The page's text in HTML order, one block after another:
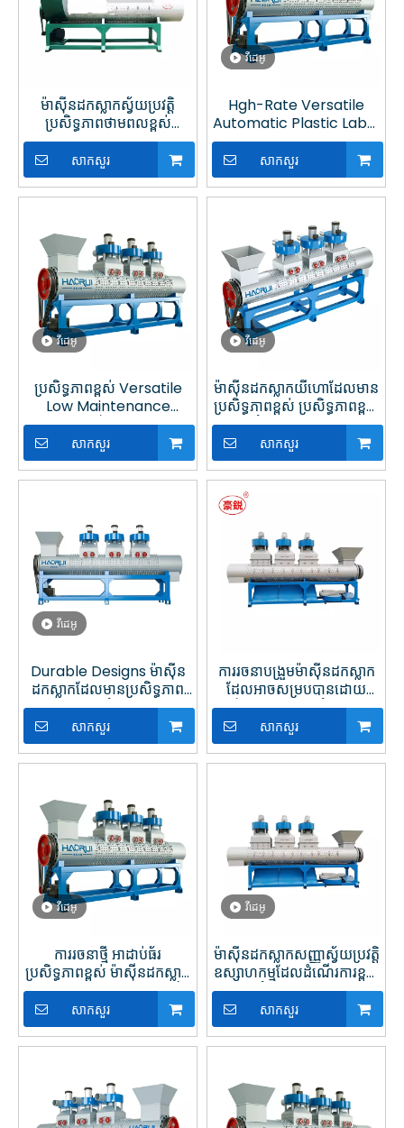
ម៉ាស៊ីនដកស្លាកស្វ័យប្រវត្តិ
ប្រសិទ្ធភាពថាមពលខ្ពស់
ថាមពលខ្ពស់ឆ្លងកាត់
សាកសួរ
វីដេអូ
Hgh-Rate Versatile
Automatic Plastic Label
Stripper Wth Unique
Design Bades
សាកសួរ
វីដេអូ
ប្រសិទ្ធភាពខ្ពស់ Versatile
Low Maintenance
Design ប្រព័ន្ធដកស្លាកដោយ
ស្វ័យប្រវត្តិ ជាមួយនឹង Blade
ល្បឿនលឿន
សាកសួរ
វីដេអូ
ម៉ាស៊ីនដកស្លាកយីហោដែលមាន
ប្រសិទ្ធភាពខ្ពស់ ប្រសិទ្ធភាពខ្ពស់
ជាមួយនឹងផ្លាសដែលអាចជំនួស
បានសម្រាប់ការកែច្នៃប្លាស្ទិក
សាកសួរ
វីដេអូ
Durable Designs ម៉ាស៊ីន
ដកស្លាកដែលមានប្រសិទ្ធភាព
ខ្ពស់ជាមួយនឹង blades
តែមួយគត់សម្រាប់ការកែច្នៃផ្លា
ស្ទិច
សាកសួរ
ការរចនាបង្រួមម៉ាស៊ីនដកស្លាក
ដែលអាចសម្របបានដោយ
ស្វ័យប្រវត្តិជាមួយនឹងដាវទ្វេ
សម្រាប់ការកែច្នៃផ្លាស្ទិច
សាកសួរ
វីដេអូ
ការរចនាថ្មី អាដាប់ធ័រ
ប្រសិទ្ធភាពខ្ពស់ ម៉ាស៊ីនដកស្លាក
សមត្ថភាពខ្ពស់ សម្រាប់ការកែច្នៃ
ផ្លាស្ទិច
សាកសួរ
វីដេអូ
ម៉ាស៊ីនដកស្លាកសញ្ញាស្វ័យប្រវត្តិ
ឧស្សាហកម្មដែលដំណើរការខ្ពស់
ជាមួយនឹងជំហរសម្រាប់ការកែ
ច្នៃដបប្លាស្ទិក PET
សាកសួរ